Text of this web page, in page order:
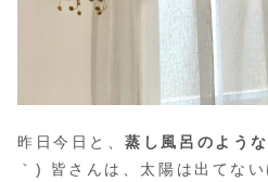
昨日今日と、蒸し風呂のよう
｀) 皆さんは、太陽は出てな